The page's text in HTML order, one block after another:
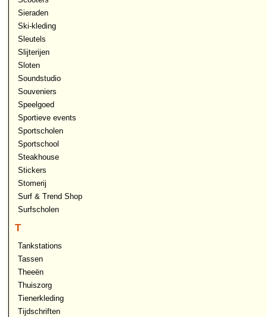
Sieraden
Ski-kleding
Sleutels
Slijterijen
Sloten
Soundstudio
Souveniers
Speelgoed
Sportieve events
Sportscholen
Sportschool
Steakhouse
Stickers
Stomerij
Surf & Trend Shop
Surfscholen
T
Tankstations
Tassen
Theeën
Thuiszorg
Tienerkleding
Tijdschriften